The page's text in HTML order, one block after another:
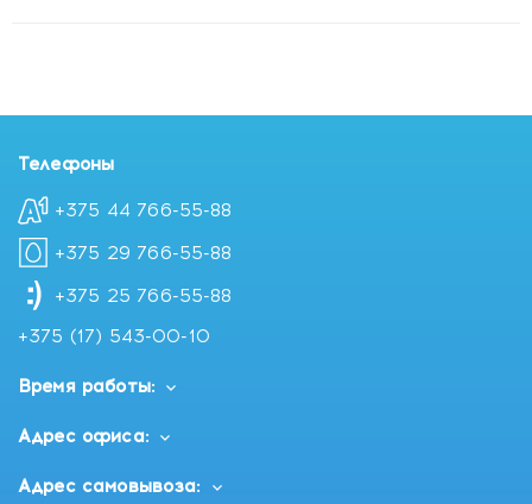
Телефоны
+375 44 766-55-88
+375 29 766-55-88
+375 25 766-55-88
+375 (17) 543-00-10
Время работы:
Адрес офиса:
Адрес самовывоза: